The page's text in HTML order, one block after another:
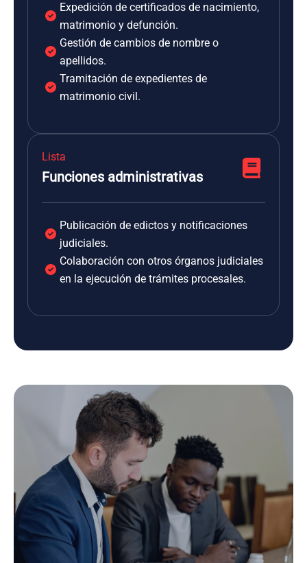
Expedición de certificados de nacimiento,
matrimonio y defunción.
Gestión de cambios de nombre o
apellidos.
Tramitación de expedientes de
matrimonio civil.
Lista
Funciones administrativas
Publicación de edictos y notificaciones
judiciales.
Colaboración con otros órganos judiciales
en la ejecución de trámites procesales.